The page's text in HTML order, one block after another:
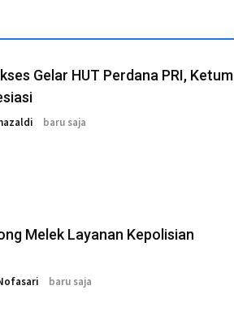
Gelar HUT Perdana PRI, Ketum
baru saja
Melek Layanan Kepolisian
baru saja